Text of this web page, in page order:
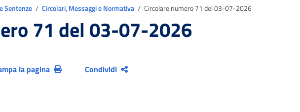
Sentenze Circolari, Messaggi e Normativa Circolare numero 71 del 03-07-2026
71 del 03-07-2026
la pagina Condividi